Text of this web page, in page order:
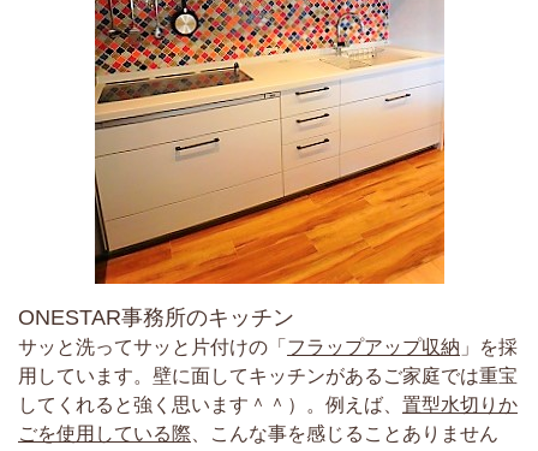
ONESTAR事務所のキッチン
サッと洗ってサッと片付けの「 フラップアップ収納 」を採
用しています。壁に面してキッチンがあるご家庭では重宝
してくれると強く思います＾＾）。例えば、 置型水切りか
ごを使用している際 、こんな事を感じることありません